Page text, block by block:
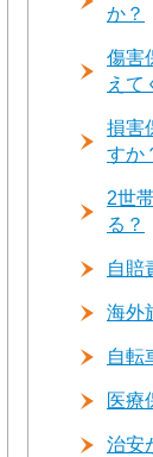
か？
傷害
えて
損害
すか
2世
る？
自賠
海外
自転
医療
治安